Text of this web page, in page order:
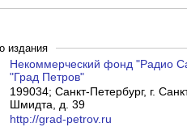
издания
Некоммерческий фонд "Радио
"Град Петров"
199034; Санкт-Петербург, г.
Шмидта, д. 39
http://grad-petrov.ru